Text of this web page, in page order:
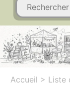
Accueil > Liste